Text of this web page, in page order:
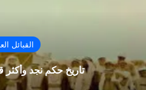
القبائل
تاريخ حكم نجد